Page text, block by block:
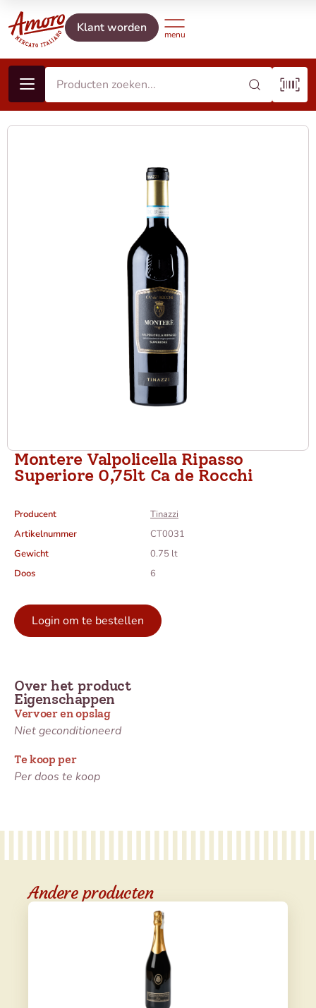
Klant worden
Montere Valpolicella Ripasso
Superiore 0,75lt Ca de Rocchi
Producent
Tinazzi
Artikelnummer
CT0031
Gewicht
0.75 lt
Doos
6
Login om te bestellen
Eigenschappen
Vervoer en opslag
Niet geconditioneerd
Te koop per
Per doos te koop
Over het product
Andere producten